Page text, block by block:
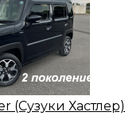
(Сузуки